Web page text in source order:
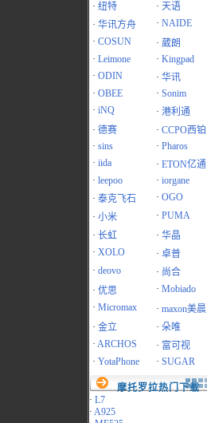
· 纽特 · 天语
· 华讯方舟 · NAIDE
· COSUN · 葳朗
· Leimone · Kingpad
· ODIN · 华讯
· OBEE · Sonim
· iNQ · 港利通
· 德赛 · CCPO西铂
· sins · Pharos
· iida · ETON亿通
· leepoo · iorgane
· 泰克飞石 · OGO
· 小米 · PUMA
· 长虹 · 华晶
· XOLO · 卓普
· deovo · 尚合
· 优思 · Mobiado
· Micromax · maxon美晨
· 金立 · 朵唯
· ARCHOS · 富可视
· YotaPhone · SUGAR
摩托罗拉热门下载
· L7
· A925